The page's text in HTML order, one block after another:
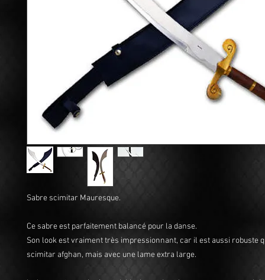
Sabre scimitar Mauresque.
Ce sabre est parfaitement balancé pour la danse.
Son look est vraiment très impressionnant, car il est aussi robuste
scimitar afghan, mais avec une lame extra large.